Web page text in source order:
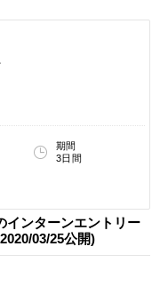
期間
3日間
インターンエントリー
03/25公開)